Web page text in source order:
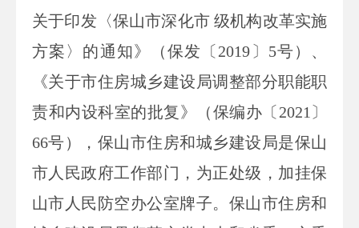
关于印发〈保山市深化市 级机构改革实施
方案〉的通知》（保发〔 2019 〕 5号）、
《关于市住房城乡建设局调整部分职能职
责和内设科室的批复》（保编办〔 2021 〕
66号），保山市住房和城乡建设局是保山
市人民政府工作部门，为正处级，加挂保
山市人民防空办公室牌子。保山市住房和